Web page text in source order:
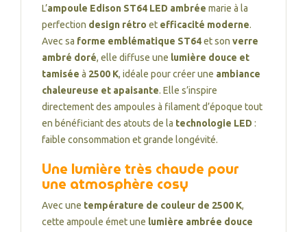
L’ampoule Edison ST64 LED ambrée marie à la
perfection design rétro et efficacité moderne.
Avec sa forme emblématique ST64et son verre
ambré doré, elle diffuse une lumière douce et
tamisée à 2500 K, idéale pour créer une ambiance
chaleureuse et apaisante. Elle s’inspire
directement des ampoules à filament d’époque tout
en bénéficiant des atouts de la technologie LED :
faible consommation et grande longévité.
Une lumière très chaude pour
une atmosphère cosy
Avec une température de couleur de 2500 K,
cette ampoule émet une lumière ambrée douce